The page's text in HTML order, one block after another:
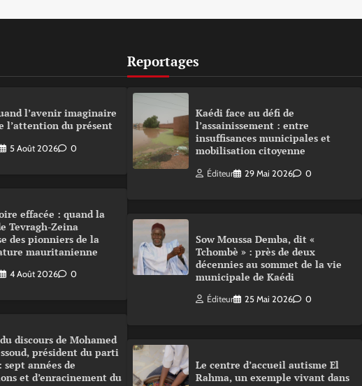
l’avenir imaginaire
l’attention du présent
5 Août 2026 0
effacée : quand la
Tevragh-Zeina
des pionniers de la
mauritanienne
4 Août 2026 0
discours de Mohamed
président du parti
sept années de
et d’enracinement du
Reportages
Kaédi face au défi de
l’assainissement : entre
insuffisances municipales et
mobilisation citoyenne
Éditeur 29 Mai 2026 0
Sow Moussa Demba, dit «
Tchombè » : près de deux
décennies au sommet de la vie
municipale de Kaédi
Éditeur 25 Mai 2026 0
Le centre d’accueil autisme El
Rahma, un exemple vivant dans